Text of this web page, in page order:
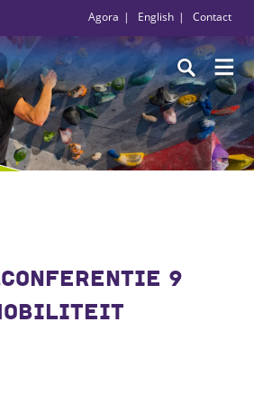
Agora English Contact
9